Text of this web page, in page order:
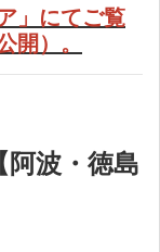
」にてご覧
開）。
波・徳島